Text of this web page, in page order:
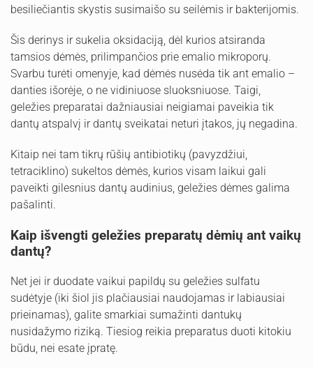
besiliečiantis skystis susimaišo su seilėmis ir bakterijomis.
Šis derinys ir sukelia oksidaciją, dėl kurios atsiranda
tamsios dėmės, prilimpančios prie emalio mikroporų.
Svarbu turėti omenyje, kad dėmės nusėda tik ant emalio –
danties išorėje, o ne vidiniuose sluoksniuose. Taigi,
geležies preparatai dažniausiai neigiamai paveikia tik
dantų atspalvį ir dantų sveikatai neturi įtakos, jų negadina.
Kitaip nei tam tikrų rūšių antibiotikų (pavyzdžiui,
tetraciklino) sukeltos dėmės, kurios visam laikui gali
paveikti gilesnius dantų audinius, geležies dėmes galima
pašalinti.
Kaip išvengti geležies preparatų dėmių ant vaikų
dantų?
Net jei ir duodate vaikui papildų su geležies sulfatu
sudėtyje (iki šiol jis plačiausiai naudojamas ir labiausiai
prieinamas), galite smarkiai sumažinti dantukų
nusidažymo riziką. Tiesiog reikia preparatus duoti kitokiu
būdu, nei esate įpratę.